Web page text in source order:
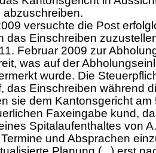
versuchte die Post
das Einschreiben
Februar 2009 zur
was auf der
wurde. Die
das Einschreiben während
sie dem Kantonsgericht am
Faxeingabe kund,
Spitalaufenthaltes von
und Absprachen